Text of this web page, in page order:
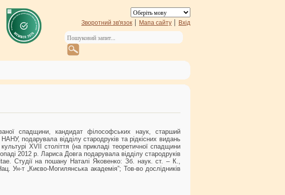
Зворотний зв'язок Мапа сайту Вхід
спадщини, кандидат філософських наук, старший
подарувала відділу стародруків та рідкісних видань
XVII століття (на прикладі теоретичної спадщини
2012 р. Лариса Довга подарувала відділу стародруків
Студії на пошану Наталі Яковенко: Зб. наук. ст. – К.,
Ун-т „Києво-Могилянська академія”; Тов-во дослідників